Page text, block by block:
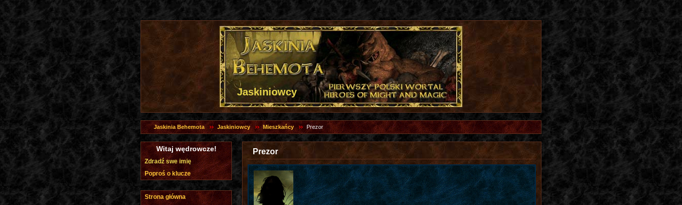
Jaskiniowcy
Jaskinia Behemota Jaskiniowcy Mieszkańcy Prezor
Prezor
Witaj wędrowcze!
Zdradź swe imię
Poproś o klucze
Strona główna